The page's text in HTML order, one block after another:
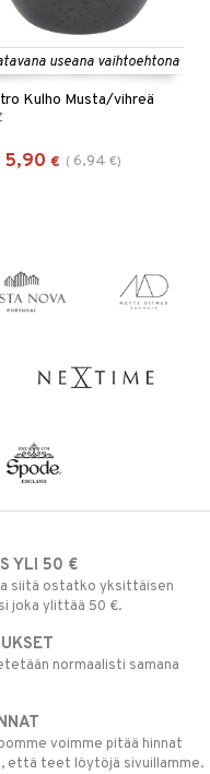
useana vaihtoehtona
Kulho Musta/vihreä
5,90 € ( 6,94 €)
YLI 50 €
siitä ostatko yksittäisen
joka ylittää 50 €.
normaalisti samana
voimme pitää hinnat
että teet löytöjä sivuillamme.